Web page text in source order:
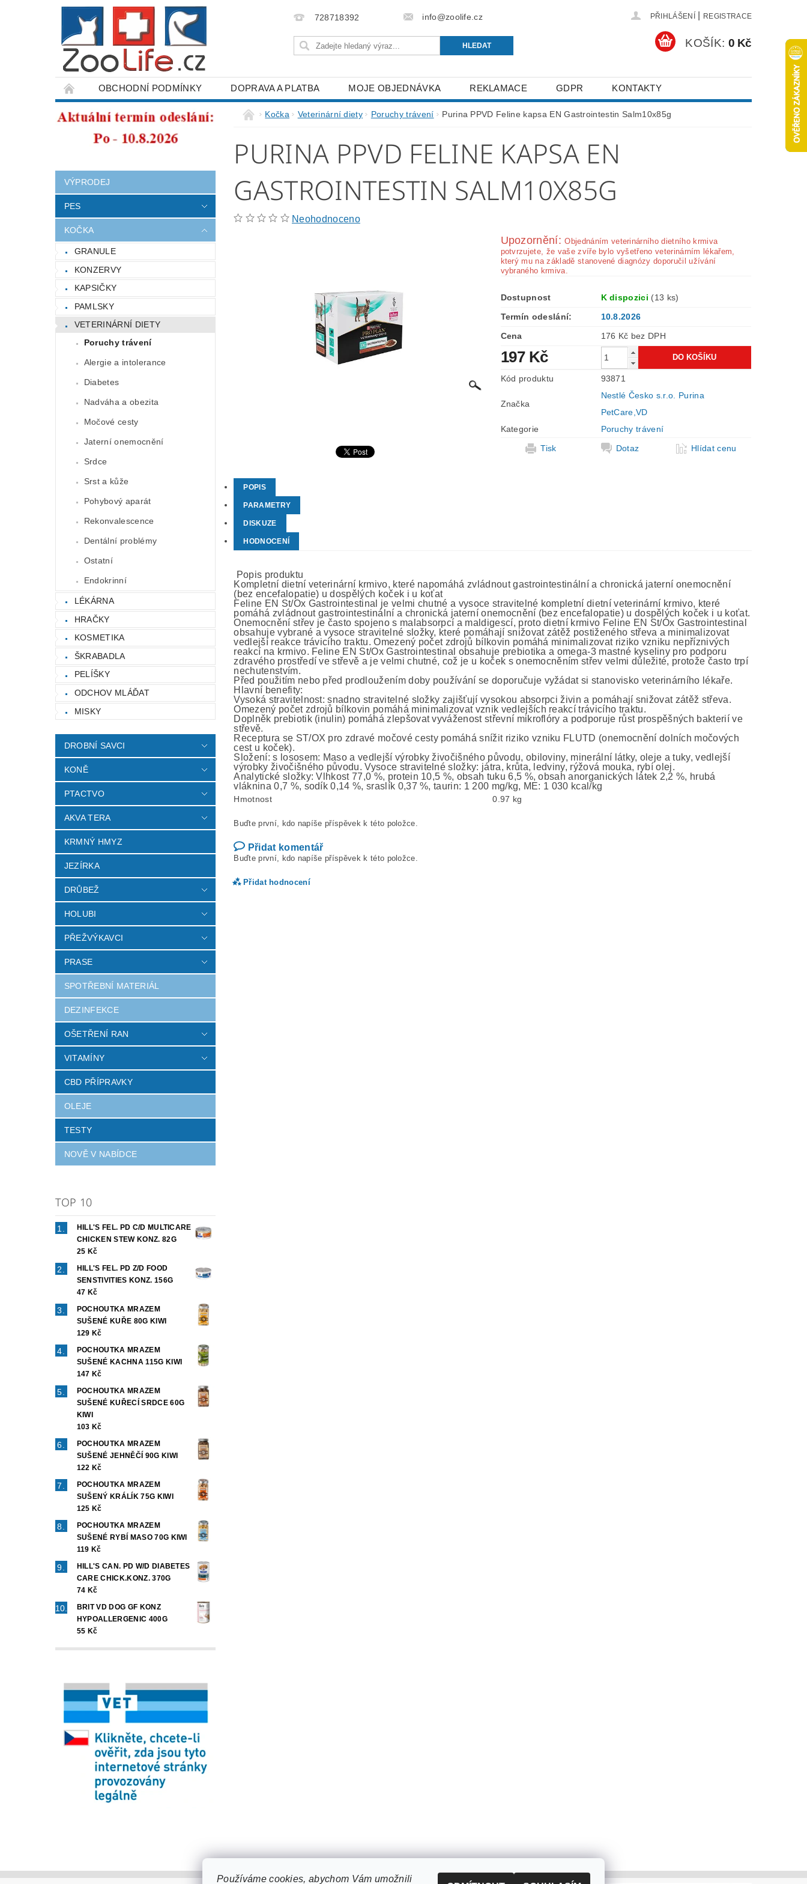
728718392 info@zoolife.cz PŘIHLÁŠENÍ REGISTRACE
KOŠÍK: 0 Kč
OBCHODNÍ PODMÍNKY DOPRAVA A PLATBA MOJE OBJEDNÁVKA REKLAMACE GDPR KONTAKTY
ODSTOUPENÍ OD SMLOUVY
VÝPRODEJ
PES
KOČKA
GRANULE
KONZERVY
KAPSIČKY
PAMLSKY
VETERINÁRNÍ DIETY
Poruchy trávení
Alergie a intolerance
Diabetes
Nadváha a obezita
Močové cesty
Jaterní onemocnění
Srdce
Srst a kůže
Pohybový aparát
Rekonvalescence
Dentální problémy
Ostatní
Endokrinní
LÉKÁRNA
HRAČKY
KOSMETIKA
ŠKRABADLA
PELÍŠKY
ODCHOV MLÁĎAT
MISKY
DROBNÍ SAVCI
KONĚ
PTACTVO
AKVA TERA
KRMNÝ HMYZ
JEZÍRKA
DRŮBEŽ
HOLUBI
PŘEŽVÝKAVCI
PRASE
SPOTŘEBNÍ MATERIÁL
DEZINFEKCE
OŠETŘENÍ RAN
VITAMÍNY
CBD PŘÍPRAVKY
OLEJE
TESTY
NOVĚ V NABÍDCE
TOP 10
HILL'S FEL. PD C/D MULTICARE
CHICKEN STEW KONZ. 82G
25 Kč
HILL'S FEL. PD Z/D FOOD
SENSTIVITIES KONZ. 156G
47 Kč
POCHOUTKA MRAZEM
SUŠENÉ KUŘE 80G KIWI
129 Kč
POCHOUTKA MRAZEM
SUŠENÉ KACHNA 115G KIWI
147 Kč
POCHOUTKA MRAZEM
SUŠENÉ KUŘECÍ SRDCE 60G
KIWI
103 Kč
POCHOUTKA MRAZEM
SUŠENÉ JEHNĚČÍ 90G KIWI
122 Kč
POCHOUTKA MRAZEM
SUŠENÝ KRÁLÍK 75G KIWI
125 Kč
POCHOUTKA MRAZEM
SUŠENÉ RYBÍ MASO 70G KIWI
119 Kč
HILL'S CAN. PD W/D DIABETES
CARE CHICK.KONZ. 370G
74 Kč
BRIT VD DOG GF KONZ
HYPOALLERGENIC 400G
55 Kč
Kočka Veterinární diety Poruchy trávení Purina PPVD Feline kapsa EN Gastrointestin Salm10x85g
PURINA PPVD FELINE KAPSA EN
GASTROINTESTIN SALM10X85G
Neohodnoceno
Upozornění:Ob­jednáním veterinárního dietního krmiva
potvrzujete, že vaše zvíře bylo vyšetřeno veterinárním lékařem,
který mu na základě stanovené diagnózy doporučil užívání
vybraného krmiva.
Dostupnost K dispozici (13 ks)
Termín odeslání:
10.8.2026
Cena
176 Kč bez DPH
197 Kč
Kód produktu 93871
Značka
Nestlé Česko s.r.o. Purina
PetCare,VD
Kategorie
Poruchy trávení
Tisk
Dotaz Hlídat cenu
POPIS
PARAMETRY
DISKUZE
HODNOCENÍ
Popis produktu
Kompletní dietní veterinární krmivo, které napomáhá zvládnout gastrointestinální a chronická jaterní onemocnění
(bez encefalopatie) u dospělých koček i u koťat
Feline EN St/Ox Gastrointestinal je velmi chutné a vysoce stravitelné kompletní dietní veterinární krmivo, které
pomáhá zvládnout gastrointestinální a chronická jaterní onemocnění (bez encefalopatie) u dospělých koček i u koťat.
Onemocnění střev je často spojeno s malabsorpcí a maldigescí, proto dietní krmivo Feline EN St/Ox Gastrointestinal
obsahuje vybrané a vysoce stravitelné složky, které pomáhají snižovat zátěž postiženého střeva a minimalizovat
vedlejší reakce trávicího traktu. Omezený počet zdrojů bílkovin pomáhá minimalizovat riziko vzniku nepříznivých
reakcí na krmivo. Feline EN St/Ox Gastrointestinal obsahuje prebiotika a omega-3 mastné kyseliny pro podporu
zdravého prostředí ve střevě a je velmi chutné, což je u koček s onemocněním střev velmi důležité, protože často trpí
nechutenstvím.
Před použitím nebo před prodloužením doby používání se doporučuje vyžádat si stanovisko veterinárního lékaře.
Hlavní benefity:
Vysoká stravitelnost: snadno stravitelné složky zajišťují vysokou absorpci živin a pomáhají snižovat zátěž střeva.
Omezený počet zdrojů bílkovin pomáhá minimalizovat vznik vedlejších reakcí trávicího traktu.
Doplněk prebiotik (inulin) pomáhá zlepšovat vyváženost střevní mikroflóry a podporuje růst prospěšných bakterií ve
střevě.
Receptura se ST/OX pro zdravé močové cesty pomáhá snížit riziko vzniku FLUTD (onemocnění dolních močových
cest u koček).
Složení: s lososem: Maso a vedlejší výrobky živočišného původu, obiloviny, minerální látky, oleje a tuky, vedlejší
výrobky živočišného původu. Vysoce stravitelné složky: játra, krůta, ledviny, rýžová mouka, rybí olej.
Analytické složky: Vlhkost 77,0 %, protein 10,5 %, obsah tuku 6,5 %, obsah anorganických látek 2,2 %, hrubá
vláknina 0,7 %, sodík 0,14 %, sraslík 0,37 %, taurin: 1 200 mg/kg, ME: 1 030 kcal/kg
Hmotnost 0.97 kg
Buďte první, kdo napíše příspěvek k této položce.
Přidat komentář
Buďte první, kdo napíše příspěvek k této položce.
Přidat hodnocení
Používáme cookies, abychom Vám umožnili